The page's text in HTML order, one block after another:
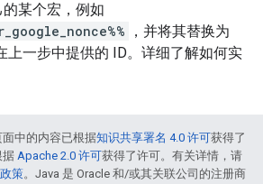
某个宏，例如
，并将其替换为
上一步中提供的 ID。详细了解如何实
中的内容已根据知识共享署名 4.0 许可获得了
据 Apache 2.0 许可获得了许可。有关详情，请
策。Java 是 Oracle 和/或其关联公司的注册商